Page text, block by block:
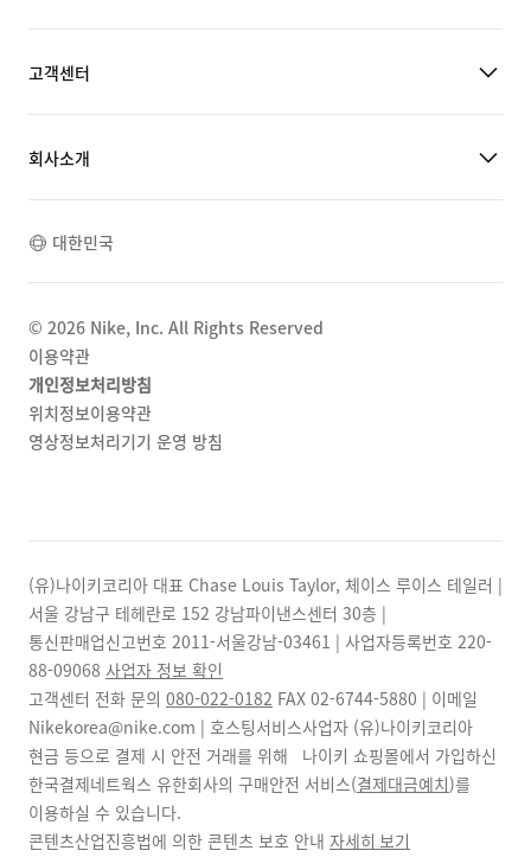
고객센터
회사소개
대한민국
© 2026 Nike, Inc. All Rights Reserved
이용약관
개인정보처리방침
위치정보이용약관
영상정보처리기기 운영 방침
(유)나이키코리아 대표 Chase Louis Taylor, 체이스 루이스 테일러 |
서울 강남구 테헤란로 152 강남파이낸스센터 30층 |
통신판매업신고번호 2011-서울강남-03461 | 사업자등록번호 220-
88-09068 사업자 정보 확인
고객센터 전화 문의 080-022-0182 FAX 02-6744-5880 | 이메일
Nikekorea@nike.com | 호스팅서비스사업자 (유)나이키코리아
현금 등으로 결제 시 안전 거래를 위해 나이키 쇼핑몰에서 가입하신
한국결제네트웍스 유한회사의 구매안전 서비스(결제대금예치)를
이용하실 수 있습니다.
콘텐츠산업진흥법에 의한 콘텐츠 보호 안내 자세히 보기